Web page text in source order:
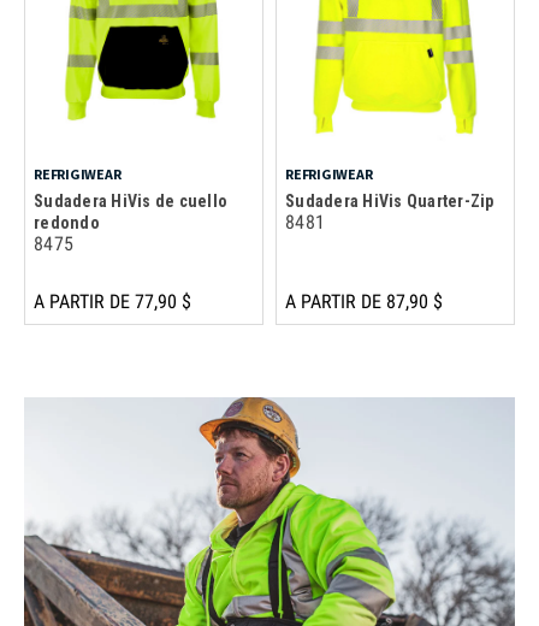
REFRIGIWEAR
Sudadera HiVis de cuello
redondo
8475
A PARTIR DE 77,90 $
REFRIGIWEAR
Sudadera HiVis Quarter-Zip
8481
A PARTIR DE 87,90 $